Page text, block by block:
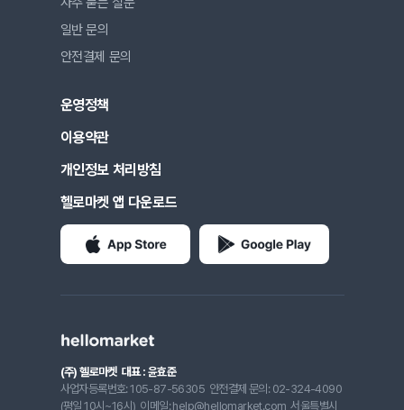
일반 문의
안전결제 문의
운영정책
이용약관
개인정보 처리방침
헬로마켓 앱 다운로드
(주) 헬로마켓 대표 : 윤효준
사업자등록번호: 105-87-56305 안전결제 문의: 02-324-4090
(평일 10시~16시) 이메일: help@hellomarket.com 서울특별시